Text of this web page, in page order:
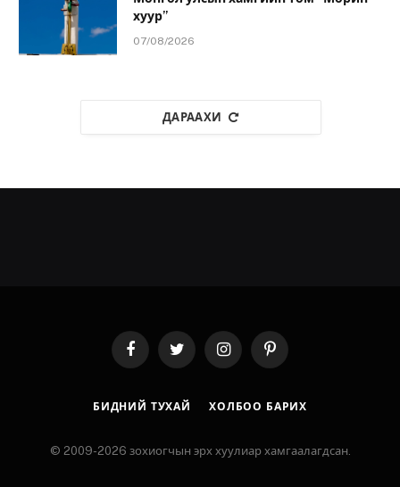
хуур”
07/08/2026
ДАРААХИ
FacebookTwitter InstagramPinterest
БИДНИЙ ТУХАЙ ХОЛБОО БАРИХ
© 2009-2026 зохиогчын эрх хуулиар хамгаалагдсан.